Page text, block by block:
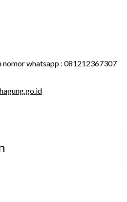
nomor whatsapp : 081212367307